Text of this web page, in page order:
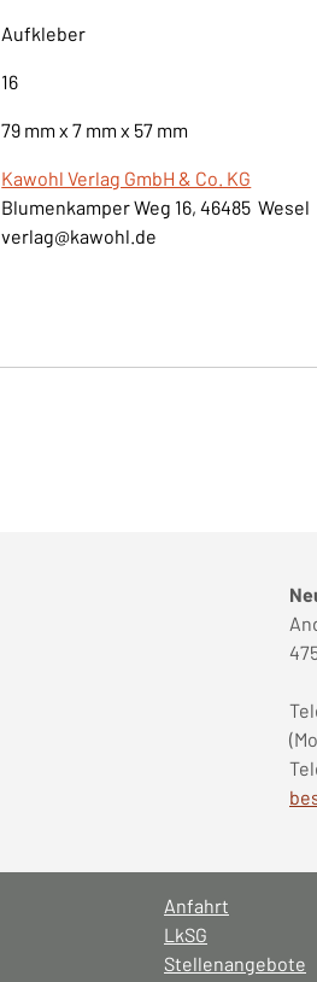
Aufkleber
16
79 mm x 7 mm x 57 mm
Kawohl Verlag GmbH & Co. KG
Blumenkamper Weg 16, 46485 Wesel
verlag@kawohl.de
Anfahrt
LkSG
Stellenangebote